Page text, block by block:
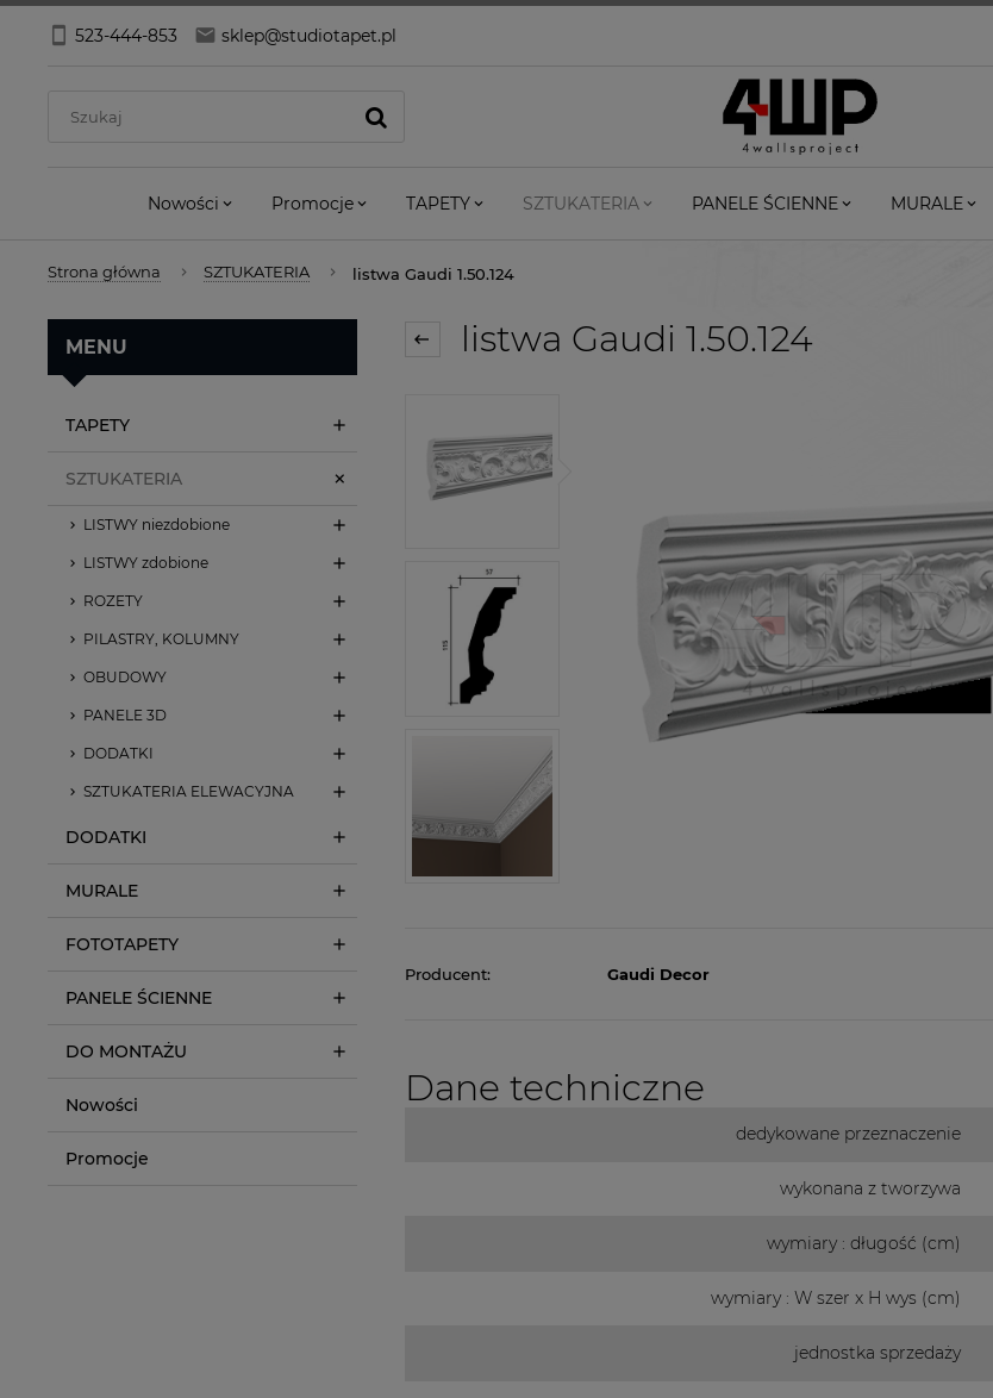
523-444-853 sklep@studiotapet.pl
Nowości Promocje TAPETY SZTUKATERIA PANELE ŚCIENNE MURALE
Strona główna SZTUKATERIA listwa Gaudi 1.50.124
MENU
TAPETY
SZTUKATERIA
LISTWY niezdobione
LISTWY zdobione
ROZETY
PILASTRY, KOLUMNY
OBUDOWY
PANELE 3D
DODATKI
SZTUKATERIA ELEWACYJNA
DODATKI
MURALE
FOTOTAPETY
PANELE ŚCIENNE
DO MONTAŻU
Nowości
Promocje
listwa Gaudi 1.50.124
Producent: Gaudi Decor
Dane techniczne
dedykowane przeznaczenie
wykonana z tworzywa
wymiary : długość (cm)
wymiary : W szer x H wys (cm)
jednostka sprzedaży